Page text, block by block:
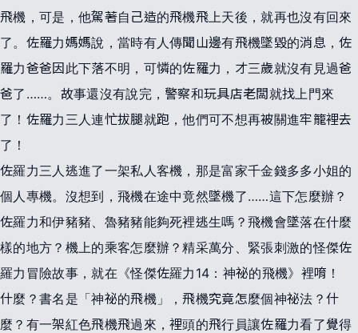
飛機，可是，他駕著自己造的飛機飛上天後，就再也沒有回來
了。佐羅力媽媽說，當時有人傳聞山邊有飛機墜毀的消息，佐
羅力爸爸因此下落不明，可憐的佐羅力，才三歲就沒有見過爸
爸了……。故事還沒有說完，警察和玩具店老闆就找上門來
了！佐羅力三人連忙拔腿就跑，他們可不想再被關進牢籠裡去
了！
佐羅力三人逃進了一架私人客機，那是富家千金錢多多小姐的
個人專機。沒想到，飛機在途中竟然墜機了……這下怎麼辦？
佐羅力和伊豬豬、魯豬豬能夠死裡逃生嗎？飛機會墜落在什麼
樣的地方？機上的乘客怎麼辦？精采萬分、緊張刺激的怪傑佐
羅力冒險故事，就在《怪傑佐羅力14：神祕的飛機》裡唷！
什麼？書名是「神祕的飛機」，飛機究竟怎麼個神祕法？什
麼？有一架紅色飛機飛過來，裡頭的飛行員讓佐羅力看了覺得